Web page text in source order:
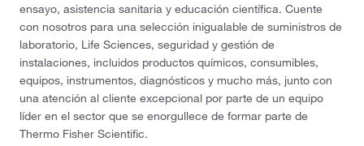
ensayo, asistencia sanitaria y educación científica. Cuente
con nosotros para una selección inigualable de suministros de
laboratorio, Life Sciences, seguridad y gestión de
instalaciones, incluidos productos químicos, consumibles,
equipos, instrumentos, diagnósticos y mucho más, junto con
una atención al cliente excepcional por parte de un equipo
líder en el sector que se enorgullece de formar parte de
Thermo Fisher Scientific.